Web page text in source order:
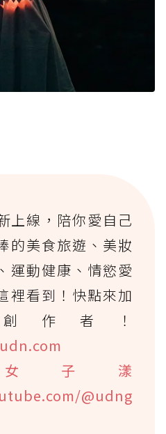
上線，陪你愛自己
的美食旅遊、美妝
運動健康、情慾愛
裡看到！快點來加
作者！
子漾
@udng